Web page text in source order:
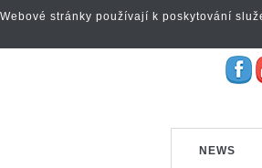
NEWS
Webové stránky používají k poskytování